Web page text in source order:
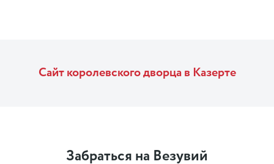
Сайт королевского дворца в Казерте
Забраться на Везувий